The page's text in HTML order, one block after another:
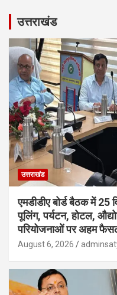
उत्तराखंड
उत्तराखंड
एमडीडीए बोर्ड बैठक में 25
पूलिंग, पर्यटन, होटल,
परियोजनाओं पर अहम
August 6, 2026